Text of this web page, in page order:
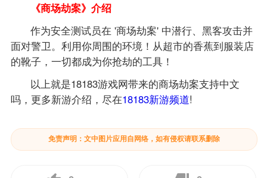
《商场劫案》介绍
作为安全测试员在 '商场劫案' 中潜行、黑客攻击并
面对警卫。利用你周围的环境！从超市的香蕉到服装店
的靴子，一切都成为你抢劫的工具！
以上就是18183游戏网带来的商场劫案支持中文
吗，更多新游介绍，尽在18183新游频道!
免责声明：文中图片应用自网络，如有侵权请联系删除